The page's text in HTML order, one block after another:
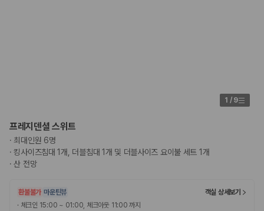
1 / 9
프레지덴셜 스위트
· 최대인원 6명
·킹사이즈침대 1개, 더블침대 1개 및 더블사이즈 요이불 세트 1개
·산 전망
환불불가 마운틴뷰
객실 상세보기
· 체크인 15:00 ~ 01:00, 체크아웃 11:00 까지